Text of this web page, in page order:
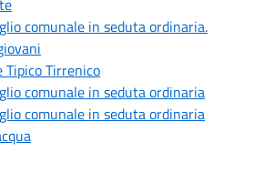
comunale in seduta ordinaria.
Tipico Tirrenico
comunale in seduta ordinaria
comunale in seduta ordinaria